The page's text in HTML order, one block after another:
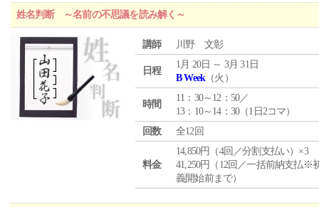
姓名判断 ～名前の不思議を読み解く～
講師 川野 文彰
日程
1月 20日 ～ 3月 31日
B Week（火）
時間
11：30～12：50／
13：10～14：30（1日2コマ）
回数
全12回
料金
14,850円（4回／分割支払い）×3
41,250円（12回／一括前納支払※
義開始前まで）